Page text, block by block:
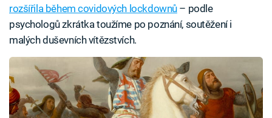
rozšířila během covidových lockdownů– podle
psychologů zkrátka toužíme po poznání, soutěžení i
malých duševních vítězstvích.